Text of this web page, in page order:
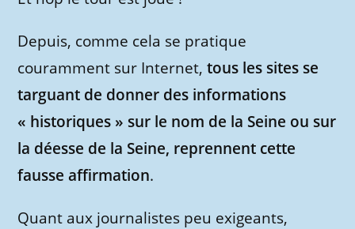
Depuis, comme cela se pratique
couramment sur Internet, tous les sites se
targuant de donner des informations
« historiques » sur le nom de la Seine ou sur
la déesse de la Seine, reprennent cette
fausse affirmation.
Quant aux journalistes peu exigeants,